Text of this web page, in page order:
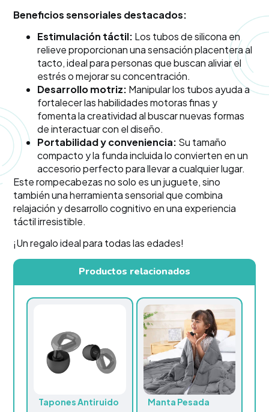
Beneficios sensoriales destacados:
Estimulación táctil: Los tubos de silicona en
relieve proporcionan una sensación placentera al
tacto, ideal para personas que buscan aliviar el
estrés o mejorar su concentración.
Desarrollo motriz: Manipular los tubos ayuda a
fortalecer las habilidades motoras finas y
fomenta la creatividad al buscar nuevas formas
de interactuar con el diseño.
Portabilidad y conveniencia: Su tamaño
compacto y la funda incluida lo convierten en un
accesorio perfecto para llevar a cualquier lugar.
Este rompecabezas no solo es un juguete, sino
también una herramienta sensorial que combina
relajación y desarrollo cognitivo en una experiencia
táctil irresistible.
¡Un regalo ideal para todas las edades!
Productos relacionados
Tapones Antiruido
Manta Pesada